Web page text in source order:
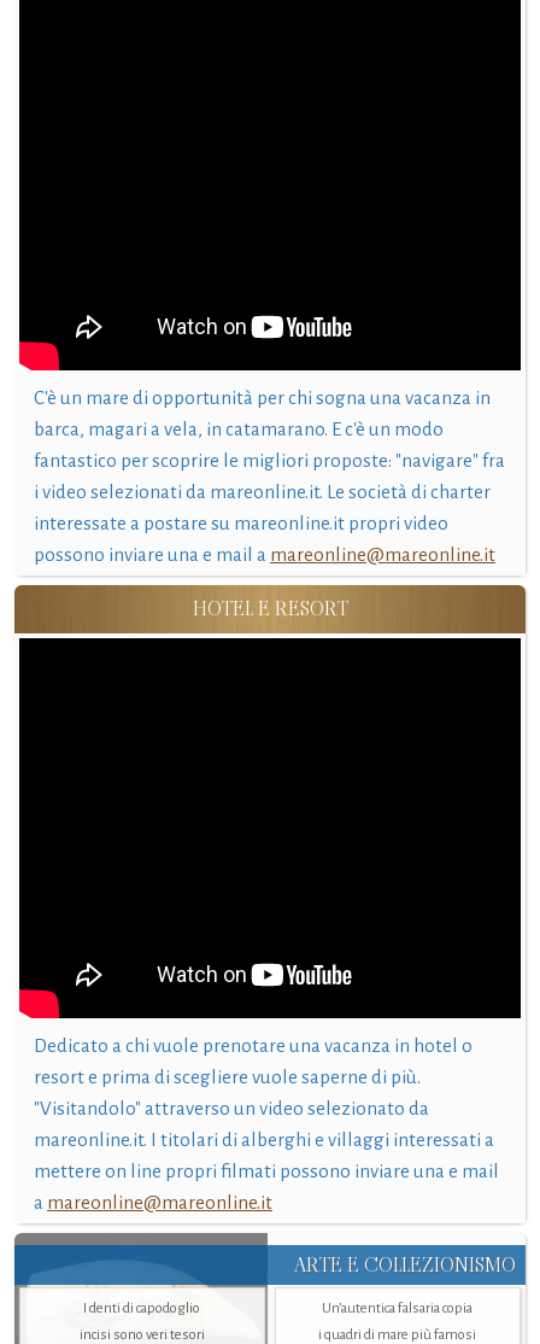
C'è un mare di opportunità per chi sogna una vacanza in
barca, magari a vela, in catamarano. E c'è un modo
fantastico per scoprire le migliori proposte: "navigare" fra
i video selezionati da mareonline.it. Le società di charter
interessate a postare su mareonline.it propri video
possono inviare una e mail a mareonline@mareonline.it
HOTEL E RESORT
Dedicato a chi vuole prenotare una vacanza in hotel o
resort e prima di scegliere vuole saperne di più.
"Visitandolo" attraverso un video selezionato da
mareonline.it. I titolari di alberghi e villaggi interessati a
mettere on line propri filmati possono inviare una e mail
a mareonline@mareonline.it
ARTE E COLLEZIONISMO
I denti di capodoglio
incisi sono veri tesori
Un’autentica falsaria copia
i quadri di mare più famosi